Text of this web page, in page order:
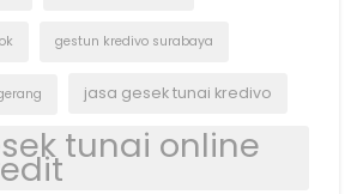
gestun kredivo surabaya
jasa gesek tunai kredivo
tunai online